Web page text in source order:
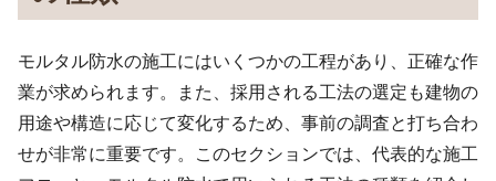
モルタル防水の施工にはいくつかの工程があり、正確な作
業が求められます。また、採用される工法の選定も建物の
用途や構造に応じて変化するため、事前の調査と打ち合わ
せが非常に重要です。このセクションでは、代表的な施工